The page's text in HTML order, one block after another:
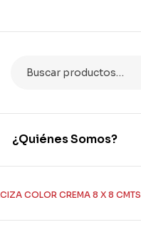
¿Quiénes Somos?
COLOR CREMA 8 X 8 CMTS